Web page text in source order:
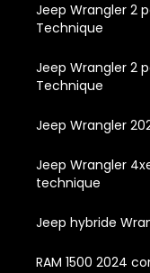
Jeep Wrangler 2
Technique
Jeep Wrangler 2
Technique
Jeep Wrangler
Jeep Wrangler
technique
Jeep hybride
RAM 1500 2024